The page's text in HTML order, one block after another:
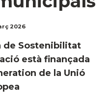
2026
de Sostenibilitat
està finançada
de la Unió